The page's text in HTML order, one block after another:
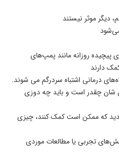
دیگر موثر نیستند
پیچیده روزانه مانند پمپ‌های
دارند
درمانی اشتباه سردرگم می شوند.
شان چقدر است و باید چه دوزی
جدید که ممکن است کمک کنند، چیزی
تجربی یا مطالعات موردی